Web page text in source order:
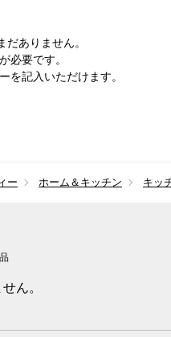
ありません。
が必要です。
を記入いただけます。
ー ホーム＆キッチン キッ
ん。